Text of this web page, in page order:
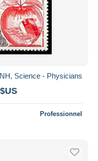
Science - Physicians
Professionnel